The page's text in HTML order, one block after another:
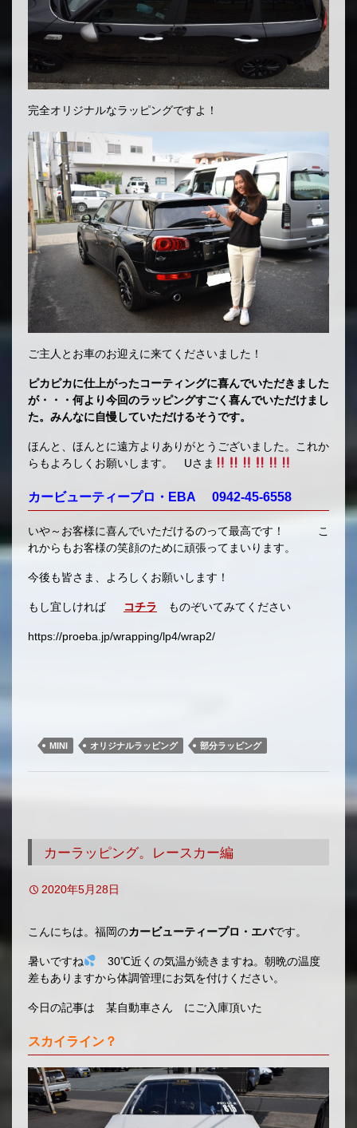
完全オリジナルなラッピングですよ！
ご主人とお車のお迎えに来てくださいました！
ピカピカに仕上がったコーティングに喜んでいただきました
が・・・何より今回のラッピングすごく喜んでいただけまし
た。みんなに自慢していただけるそうです。
ほんと、ほんとに遠方よりありがとうございました。これか
らもよろしくお願いします。 Uさま
カービューティープロ・EBA 0942-45-6558
いや～お客様に喜んでいただけるのって最高です！ こ
れからもお客様の笑顔のために頑張ってまいります。
今後も皆さま、よろしくお願いします！
もし宜しければ コチラ ものぞいてみてください
https://proeba.jp/wrapping/lp4/wrap2/
MINI オリジナルラッピング 部分ラッピング
カーラッピング。レースカー編
2020年5月28日
こんにちは。福岡のカービューティープロ・エバです。
暑いですね
30℃近くの気温が続きますね。朝晩の温度
差もありますから体調管理にお気を付けください。
今日の記事は 某自動車さん にご入庫頂いた
スカイライン？